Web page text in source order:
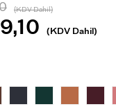
(KDV Dahil)
(KDV Dahil)